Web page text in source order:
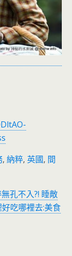
, 納粹, 英國, 間
孔不入?! 睡敵
好吃哪裡去:美食